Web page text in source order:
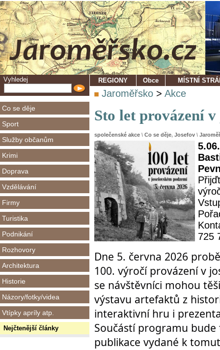
Vyhledej
Co se děje
Sport
Služby občanům
Krimi
Doprava
Vzdělávání
Firmy
Turistika
Podnikání
Rozhovory
Architektura
Historie
Názory/fotky/videa
Vtípky apríly atp.
Nejčtenější články
REGIONY Obce MÍSTNÍ
Jaroměřsko > Akce
Sto let provázení
společenské akce \ Co se děje, Josefov \
725
Dne 5. června 2026
100. výročí provázení v
se návštěvníci mohou
výstavu artefaktů z
interaktivní hru i
Součástí programu
publikace vydané k